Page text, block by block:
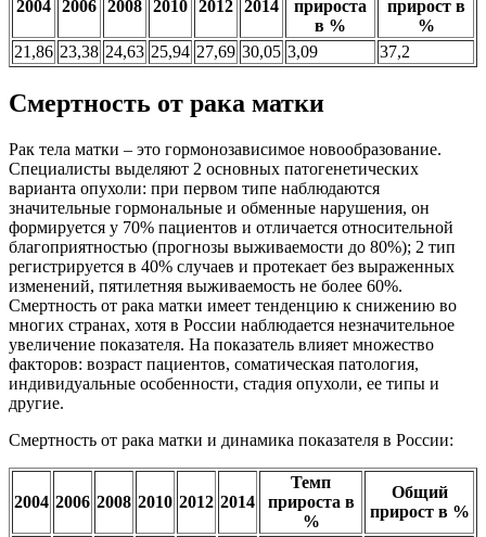
2004 2006 2008 2010 2012 2014
прироста
в %
прирост в
%
21,86 23,38 24,63 25,94 27,69 30,05 3,09 37,2
Смертность от рака матки
Рак тела матки – это гормонозависимое новообразование.
Специалисты выделяют 2 основных патогенетических
варианта опухоли: при первом типе наблюдаются
значительные гормональные и обменные нарушения, он
формируется у 70% пациентов и отличается относительной
благоприятностью (прогнозы выживаемости до 80%); 2 тип
регистрируется в 40% случаев и протекает без выраженных
изменений, пятилетняя выживаемость не более 60%.
Смертность от рака матки имеет тенденцию к снижению во
многих странах, хотя в России наблюдается незначительное
увеличение показателя. На показатель влияет множество
факторов: возраст пациентов, соматическая патология,
индивидуальные особенности, стадия опухоли, ее типы и
другие.
Смертность от рака матки и динамика показателя в России:
2004 2006 2008 2010 2012 2014
Темп
прироста в
%
Общий
прирост в %